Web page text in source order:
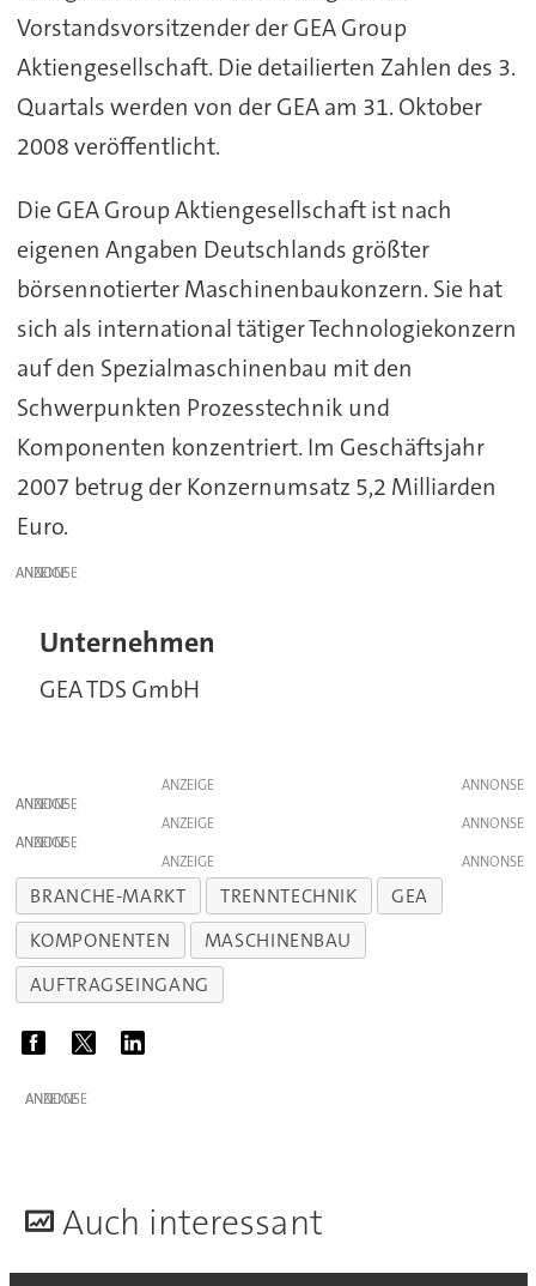
Vorstandsvorsitzender der GEA Group
Aktiengesellschaft. Die detailierten Zahlen des 3.
Quartals werden von der GEA am 31. Oktober
2008 veröffentlicht.
Die GEA Group Aktiengesellschaft ist nach
eigenen Angaben Deutschlands größter
börsennotierter Maschinenbaukonzern. Sie hat
sich als international tätiger Technologiekonzern
auf den Spezialmaschinenbau mit den
Schwerpunkten Prozesstechnik und
Komponenten konzentriert. Im Geschäftsjahr
2007 betrug der Konzernumsatz 5,2 Milliarden
Euro.
ANZEIGE
Unternehmen
GEA TDS GmbH
ANZEIGE
ANZEIGE
ANZEIGE
ANZEIGE
ANZEIGE
BRANCHE-MARKT TRENNTECHNIK
GEA
KOMPONENTEN
MASCHINENBAU
AUFTRAGSEINGANG
ANZEIGE
Auch interessant